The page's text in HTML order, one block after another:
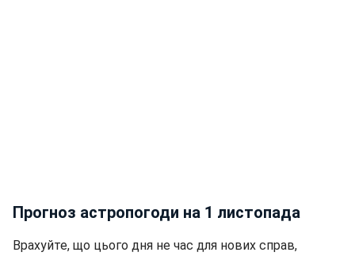
Прогноз астропогоди на 1 листопада
Врахуйте, що цього дня не час для нових справ,